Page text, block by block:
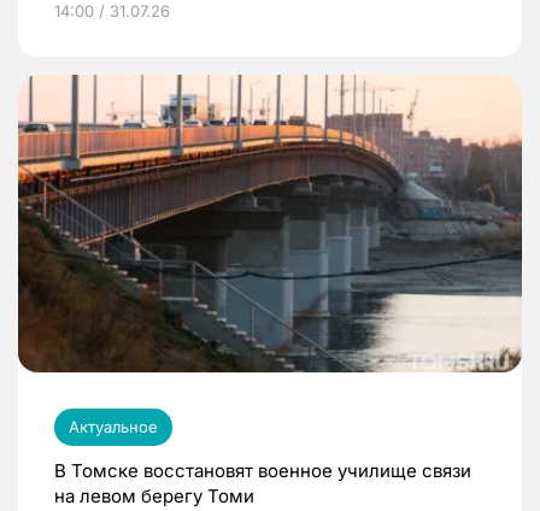
14:00 / 31.07.26
Актуальное
В Томске восстановят военное училище связи
на левом берегу Томи